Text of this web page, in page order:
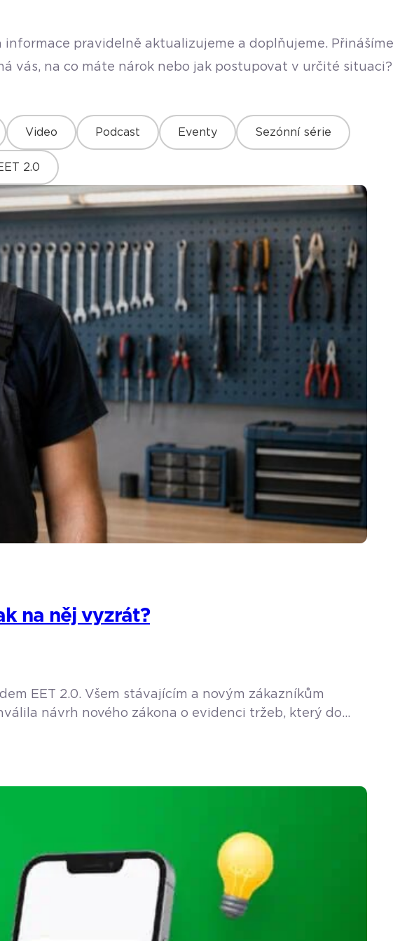
pravidelně aktualizujeme a doplňujeme. Přinášíme
vás, na co máte nárok nebo jak postupovat v určité situaci?
Video Podcast Eventy Sezónní série
2.0
na něj vyzrát?
EET 2.0. Všem stávajícím a novým zákazníkům
návrh nového zákona o evidenci tržeb, který do